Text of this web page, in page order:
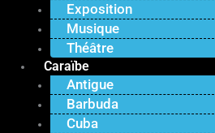
Exposition
Musique
Théâtre
Caraïbe
Antigue
Barbuda
Cuba